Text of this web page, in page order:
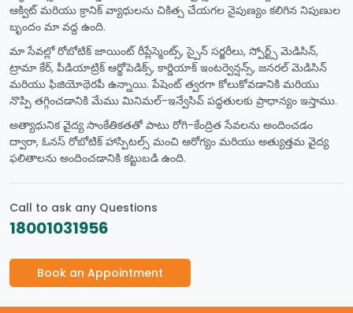
ఆక్విట్ మరియు క్రానిక్ వ్యాధులను చికిత్స చేయగల నైపుణ్యం కలిగిన నిపుణుల
బృందం మా వద్ద ఉంది.
మా సేవల్లో రోబోటిక్ జాయింట్ రీప్లేస్మెంట్స్, స్పైన్ సర్జరీలు, స్పోర్ట్స్ మెడిసిన్,
ట్రామా కేర్, పీడియాట్రిక్ ఆర్థోపెడిక్స్, కార్డియాక్ ఇంటర్వెన్షన్స్, జనరల్ మెడిసిన్
మరియు ఫిజియోథెరపీ ఉన్నాయి. పేషెంట్ త్వరగా కోలుకోవడానికి మరియు
నొప్పి తగ్గించడానికి మేము మినిమల్-ఇన్వేసివ్ పద్ధతులకు ప్రాధాన్యం ఇస్తాము.
అత్యాధునిక వైద్య సాంకేతికతతో పాటు రోగి-కేంద్రిత సేవలను అందించడం
ద్వారా, ఓనస్ రోబోటిక్ హాస్పిటల్స్ మంచి ఆరోగ్యం మరియు అత్యుత్తమ వైద్య
ఫలితాలను అందించడానికి కట్టుబడి ఉంది.
Call to ask any Questions
18001031956
Book an Appointment